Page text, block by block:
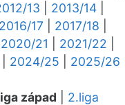
13 2013/14
2016/17 2017/18
2020/21 2021/22
2024/25
2025/26
západ
2.liga